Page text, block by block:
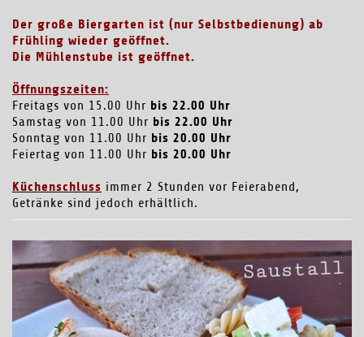
Der große Biergarten ist (nur Selbstbedienung) ab
Frühling wieder geöffnet.
Die Mühlenstube ist geöffnet.
Öffnungszeiten:
Freitags von 15.00 Uhr bis 22.00 Uhr
Samstag von 11.00 Uhr bis 22.00 Uhr
Sonntag von 11.00 Uhr bis 20.00 Uhr
Feiertag von 11.00 Uhr bis 20.00 Uhr
Küchenschluss immer 2 Stunden vor Feierabend,
Getränke sind jedoch erhältlich.